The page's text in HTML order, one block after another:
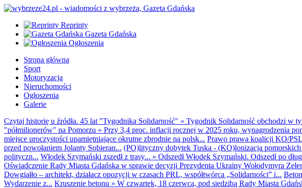
Reprinty
Gazeta Gdańska
Ogłoszenia
Strona główna
Sport
Motoryzacja
Nieruchomości
Ogłoszenia
Galerie
Czytaj historię u źródła. 45 lat "Tygodnika Solidarność" » Tygodnik Solidarność obchodzi w
"półmilionerów" na Pomorzu » Przy 3,4 proc. inflacji rocznej w 2025 roku, wynagrodzenia
miejsce uroczystości upamiętniające okrutne zbrodnie na polsk... Prawo prawa koalicji KO/
przed powołaniem Jolanty Sobieran... (PO)lityczny dobytek Tuska - (KO)lonizacja pomorskich
polityczn... Włodek Szymański zszedł z trasy... » Odszedł Włodek Szymański. Odszedł po
Oświadczenie Rady Miasta Gdańska w sprawie decyzji Prezydenta Ukrainy Wołodymyra
Dowgiałło – architekt, działacz opozycji w czasach PRL, współtwórca „Solidarności” i...
Wydarzenie z... Kruszenie betonu » W czwartek, 18 czerwca, pod siedzibą Rady Miasta